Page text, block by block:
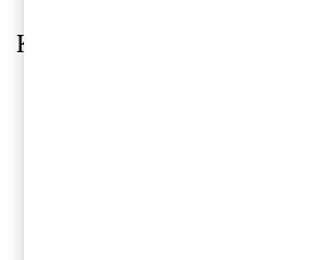
Kontakta oss